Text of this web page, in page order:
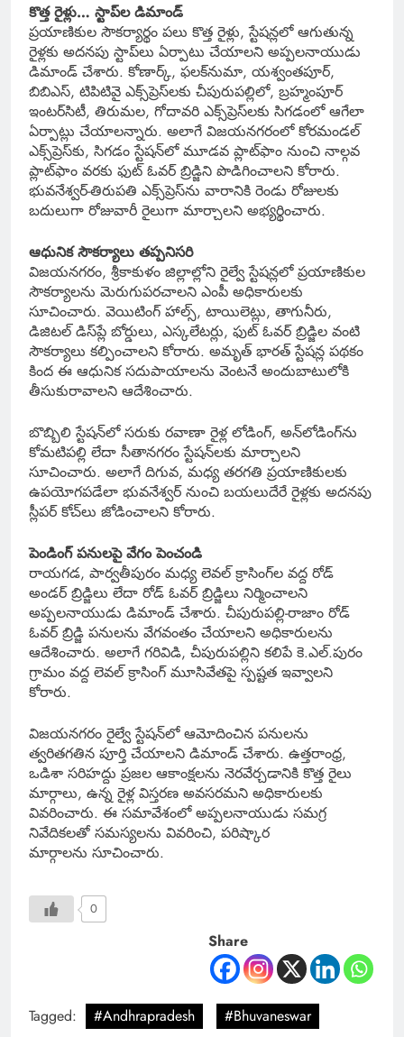
కొత్త రైళ్లు… స్టాప్‌ల డిమాండ్
ప్రయాణికుల సౌకర్యార్థం పలు కొత్త రైళ్లు, స్టేషన్లలో ఆగుతున్న
రైళ్లకు అదనపు స్టాప్‌లు ఏర్పాటు చేయాలని అప్పలనాయుడు
డిమాండ్ చేశారు. కోణార్క్, ఫలక్‌నుమా, యశ్వంతపూర్,
బిబిఎస్, టిపిటివై ఎక్స్‌ప్రెస్‌లకు చీపురుపల్లిలో, బ్రహ్మంపూర్
ఇంటర్‌సిటీ, తిరుమల, గోదావరి ఎక్స్‌ప్రెస్‌లకు సిగడంలో ఆగేలా
ఏర్పాట్లు చేయాలన్నారు. అలాగే విజయనగరంలో కోరమండల్
ఎక్స్‌ప్రెస్‌కు, సిగడం స్టేషన్‌లో మూడవ ప్లాట్‌ఫాం నుంచి నాల్గవ
ప్లాట్‌ఫాం వరకు ఫుట్ ఓవర్ బ్రిడ్జిని పొడిగించాలని కోరారు.
భువనేశ్వర్-తిరుపతి ఎక్స్‌ప్రెస్‌ను వారానికి రెండు రోజులకు
బదులుగా రోజువారీ రైలుగా మార్చాలని అభ్యర్థించారు.
ఆధునిక సౌకర్యాలు తప్పనిసరి
విజయనగరం, శ్రీకాకుళం జిల్లాల్లోని రైల్వే స్టేషన్లలో ప్రయాణికుల
సౌకర్యాలను మెరుగుపరచాలని ఎంపీ అధికారులకు
సూచించారు. వెయిటింగ్ హాల్స్, టాయిలెట్లు, తాగునీరు,
డిజిటల్ డిస్‌ప్లే బోర్డులు, ఎస్కలేటర్లు, ఫుట్ ఓవర్ బ్రిడ్జిల వంటి
సౌకర్యాలు కల్పించాలని కోరారు. అమృత్ భారత్ స్టేషన్ల పథకం
కింద ఈ ఆధునిక సదుపాయాలను వెంటనే అందుబాటులోకి
తీసుకురావాలని ఆదేశించారు.
బొబ్బిలి స్టేషన్‌లో సరుకు రవాణా రైళ్ల లోడింగ్, అన్‌లోడింగ్‌ను
కోమటిపల్లి లేదా సీతానగరం స్టేషన్‌లకు మార్చాలని
సూచించారు. అలాగే దిగువ, మధ్య తరగతి ప్రయాణికులకు
ఉపయోగపడేలా భువనేశ్వర్ నుంచి బయలుదేరే రైళ్లకు అదనపు
స్లీపర్ కోచ్‌లు జోడించాలని కోరారు.
పెండింగ్ పనులపై వేగం పెంచండి
రాయగడ, పార్వతీపురం మధ్య లెవల్ క్రాసింగ్‌ల వద్ద రోడ్
అండర్ బ్రిడ్జిలు లేదా రోడ్ ఓవర్ బ్రిడ్జిలు నిర్మించాలని
అప్పలనాయుడు డిమాండ్ చేశారు. చీపురుపల్లి-రాజాం రోడ్
ఓవర్ బ్రిడ్జి పనులను వేగవంతం చేయాలని అధికారులను
ఆదేశించారు. అలాగే గరివిడి, చీపురుపల్లిని కలిపే కె.ఎల్.పురం
గ్రామం వద్ద లెవల్ క్రాసింగ్‌ మూసివేతపై స్పష్టత ఇవ్వాలని
కోరారు.
విజయనగరం రైల్వే స్టేషన్‌లో ఆమోదించిన పనులను
త్వరితగతిన పూర్తి చేయాలని డిమాండ్ చేశారు. ఉత్తరాంధ్ర,
ఒడిశా సరిహద్దు ప్రజల ఆకాంక్షలను నెరవేర్చడానికి కొత్త రైలు
మార్గాలు, ఉన్న రైళ్ల విస్తరణ అవసరమని అధికారులకు
వివరించారు. ఈ సమావేశంలో అప్పలనాయుడు సమగ్ర
నివేదికలతో సమస్యలను వివరించి, పరిష్కార
మార్గాలను సూచించారు.
0
Share
Tagged: #Andhrapradesh #Bhuvaneswar